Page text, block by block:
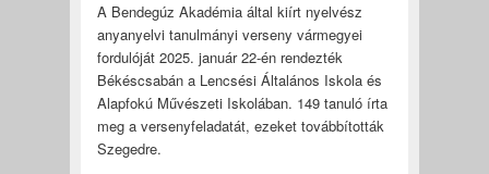
A Bendegúz Akadémia által kiírt nyelvész
anyanyelvi tanulmányi verseny vármegyei
fordulóját 2025. január 22-én rendezték
Békéscsabán a Lencsési Általános Iskola és
Alapfokú Művészeti Iskolában. 149 tanuló írta
meg a versenyfeladatát, ezeket továbbították
Szegedre.